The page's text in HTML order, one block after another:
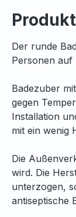
Der runde
Personen auf
Badezuber
gegen
Installation
mit ein wenig
Die
wird. Die
unterzogen,
antiseptische